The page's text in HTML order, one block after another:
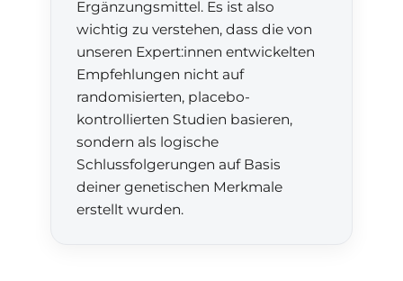
Ergänzungsmittel. Es ist also
wichtig zu verstehen, dass die von
unseren Expert:innen entwickelten
Empfehlungen nicht auf
randomisierten, placebo-
kontrollierten Studien basieren,
sondern als logische
Schlussfolgerungen auf Basis
deiner genetischen Merkmale
erstellt wurden.